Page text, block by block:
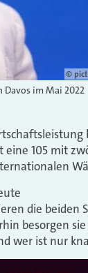
©
im Mai 2022
eine 105 mit
die beiden
besorgen
wer ist nur